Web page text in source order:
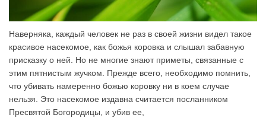
Наверняка, каждый человек не раз в своей жизни видел такое
красивое насекомое, как божья коровка и слышал забавную
присказку о ней. Но не многие знают приметы, связанные с
этим пятнистым жучком. Прежде всего, необходимо помнить,
что убивать намеренно божью коровку ни в коем случае
нельзя. Это насекомое издавна считается посланником
Пресвятой Богородицы, и убив ее,